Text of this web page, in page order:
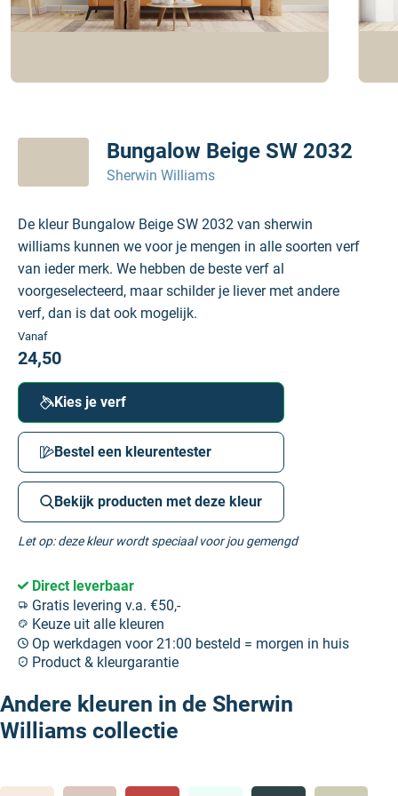
Bungalow Beige SW 2032
Sherwin Williams
De kleur Bungalow Beige SW 2032 van sherwin
williams kunnen we voor je mengen in alle soorten verf
van ieder merk. We hebben de beste verf al
voorgeselecteerd, maar schilder je liever met andere
verf, dan is dat ook mogelijk.
Vanaf
24,50
Kies je verf
Bestel een kleurentester
Bekijk producten met deze kleur
Let op: deze kleur wordt speciaal voor jou gemengd
Direct leverbaar
Gratis levering v.a. €50,-
Keuze uit alle kleuren
Op werkdagen voor 21:00 besteld = morgen in huis
Product & kleurgarantie
Andere kleuren in de Sherwin
Williams collectie